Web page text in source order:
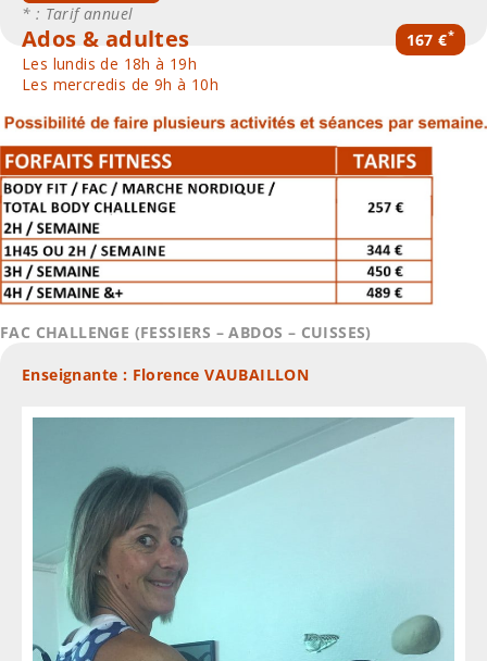
* : Tarif annuel
Ados & adultes 167 €*
Les lundis de 18h à 19h
Les mercredis de 9h à 10h
FAC CHALLENGE (FESSIERS – ABDOS – CUISSES)
Enseignante : Florence VAUBAILLON